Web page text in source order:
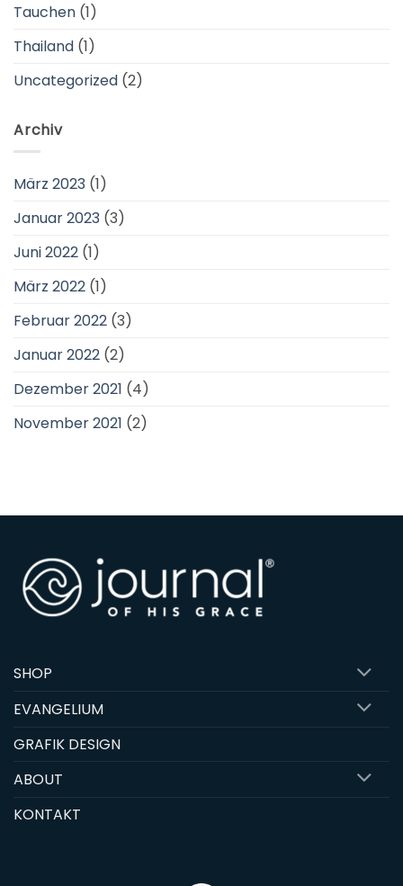
Tauchen (1)
Thailand (1)
Uncategorized (2)
Archiv
März 2023 (1)
Januar 2023 (3)
Juni 2022 (1)
März 2022 (1)
Februar 2022 (3)
Januar 2022 (2)
Dezember 2021 (4)
November 2021 (2)
SHOP
EVANGELIUM
GRAFIK DESIGN
ABOUT
KONTAKT